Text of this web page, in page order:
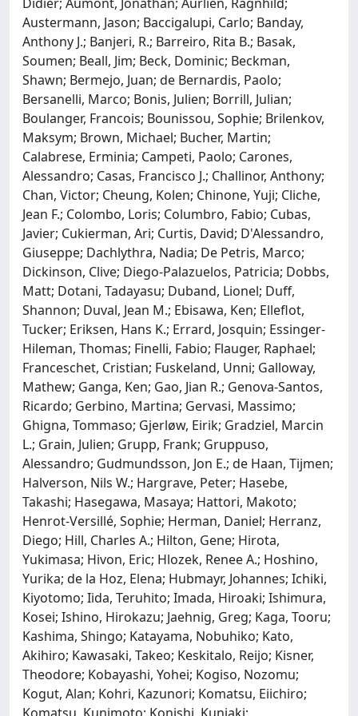
Austermann, Jason; Baccigalupi, Carlo; Banday,
Anthony J.; Banjeri, R.; Barreiro, Rita B.; Basak,
Soumen; Beall, Jim; Beck, Dominic; Beckman,
Shawn; Bermejo, Juan; de Bernardis, Paolo;
Bersanelli, Marco; Bonis, Julien; Borrill, Julian;
Boulanger, Francois; Bounissou, Sophie; Brilenkov,
Maksym; Brown, Michael; Bucher, Martin;
Calabrese, Erminia; Campeti, Paolo; Carones,
Alessandro; Casas, Francisco J.; Challinor, Anthony;
Chan, Victor; Cheung, Kolen; Chinone, Yuji; Cliche,
Jean F.; Colombo, Loris; Columbro, Fabio; Cubas,
Javier; Cukierman, Ari; Curtis, David; D'Alessandro,
Giuseppe; Dachlythra, Nadia; De Petris, Marco;
Dickinson, Clive; Diego-Palazuelos, Patricia; Dobbs,
Matt; Dotani, Tadayasu; Duband, Lionel; Duff,
Shannon; Duval, Jean M.; Ebisawa, Ken; Elleflot,
Tucker; Eriksen, Hans K.; Errard, Josquin; Essinger-
Hileman, Thomas; Finelli, Fabio; Flauger, Raphael;
Franceschet, Cristian; Fuskeland, Unni; Galloway,
Mathew; Ganga, Ken; Gao, Jian R.; Genova-Santos,
Ricardo; Gerbino, Martina; Gervasi, Massimo;
Ghigna, Tommaso; Gjerløw, Eirik; Gradziel, Marcin
L.; Grain, Julien; Grupp, Frank; Gruppuso,
Alessandro; Gudmundsson, Jon E.; de Haan, Tijmen;
Halverson, Nils W.; Hargrave, Peter; Hasebe,
Takashi; Hasegawa, Masaya; Hattori, Makoto;
Henrot-Versillé, Sophie; Herman, Daniel; Herranz,
Diego; Hill, Charles A.; Hilton, Gene; Hirota,
Yukimasa; Hivon, Eric; Hlozek, Renee A.; Hoshino,
Yurika; de la Hoz, Elena; Hubmayr, Johannes; Ichiki,
Kiyotomo; Iida, Teruhito; Imada, Hiroaki; Ishimura,
Kosei; Ishino, Hirokazu; Jaehnig, Greg; Kaga, Tooru;
Kashima, Shingo; Katayama, Nobuhiko; Kato,
Akihiro; Kawasaki, Takeo; Keskitalo, Reijo; Kisner,
Theodore; Kobayashi, Yohei; Kogiso, Nozomu;
Kogut, Alan; Kohri, Kazunori; Komatsu, Eiichiro;
Komatsu, Kunimoto; Konishi, Kuniaki;